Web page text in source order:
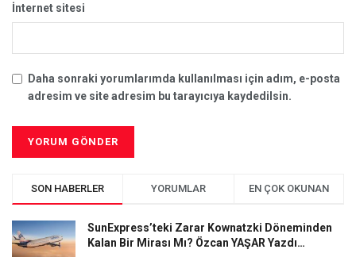
İnternet sitesi
Daha sonraki yorumlarımda kullanılması için adım, e-posta
adresim ve site adresim bu tarayıcıya kaydedilsin.
SON HABERLER YORUMLAR EN ÇOK OKUNAN
SunExpress’teki Zarar Kownatzki Döneminden
Kalan Bir Mirası Mı? Özcan YAŞAR Yazdı…